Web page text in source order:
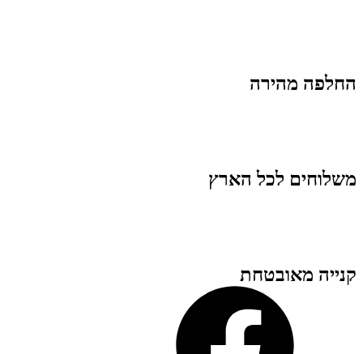
החלפה מהירה
משלוחים לכל הארץ
קנייה מאובטחת